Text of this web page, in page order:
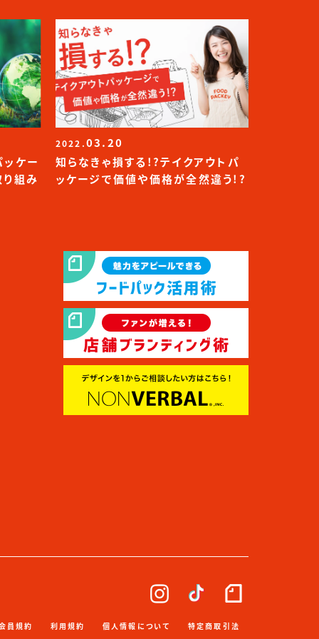
ケー
組み
2022.03.20
知らなきゃ損する!?テイクアウトパ
ッケージで価値や価格が全然違う!?
員規約 利用規約 個人情報について 特定商取引法